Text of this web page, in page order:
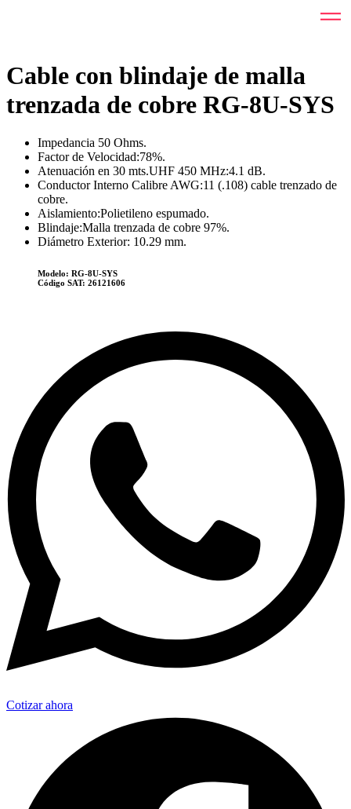
Cable con blindaje de malla
trenzada de cobre RG-8U-SYS
Impedancia 50 Ohms.
Factor de Velocidad:78%.
Atenuación en 30 mts.UHF 450 MHz:4.1 dB.
Conductor Interno Calibre AWG:11 (.108) cable trenzado de
cobre.
Aislamiento:Polietileno espumado.
Blindaje:Malla trenzada de cobre 97%.
Diámetro Exterior: 10.29 mm.
Modelo: RG-8U-SYS
Código SAT: 26121606
Cotizar ahora